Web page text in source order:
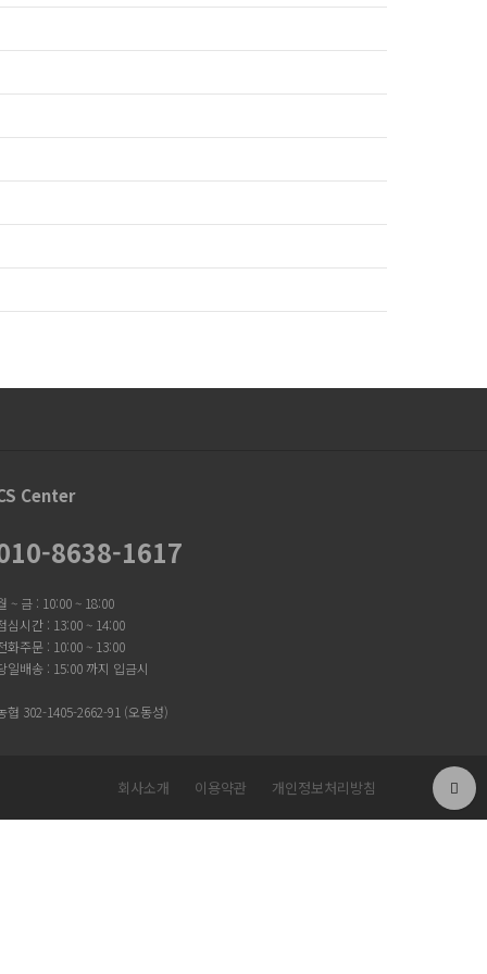
Center
8638-1617
~ 금 : 10:00 ~ 18:00
심시간 : 13:00 ~ 14:00
화주문 : 10:00 ~ 13:00
일배송 : 15:00 까지 입금시
협 302-1405-2662-91 (오동성)
회사소개 이용약관 개인정보처리방침